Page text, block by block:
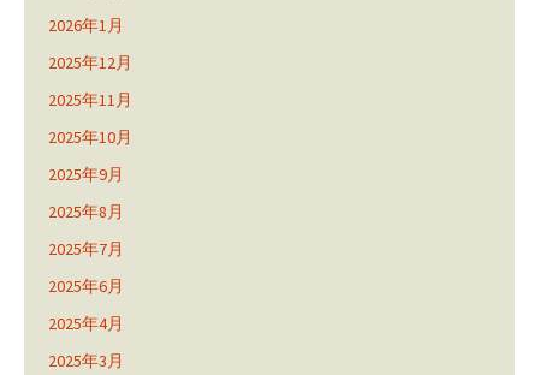
2026年1月
2025年12月
2025年11月
2025年10月
2025年9月
2025年8月
2025年7月
2025年6月
2025年4月
2025年3月